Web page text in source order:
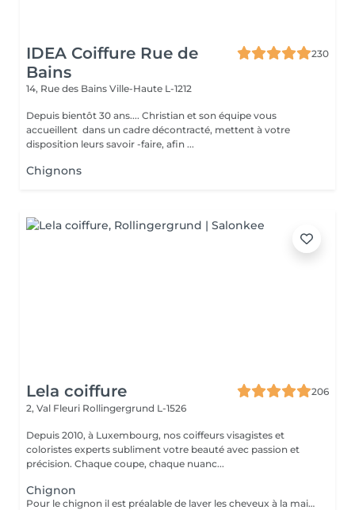
IDEA Coiffure Rue de
Bains
230
14, Rue des Bains Ville-Haute L-1212
Depuis bientôt 30 ans.... Christian et son équipe vous
accueillent dans un cadre décontracté, mettent à votre
disposition leurs savoir -faire, afin ...
Chignons
Lela coiffure
206
2, Val Fleuri Rollingergrund L-1526
Depuis 2010, à Luxembourg, nos coiffeurs visagistes et
coloristes experts subliment votre beauté avec passion et
précision. Chaque coupe, chaque nuanc...
Chignon
Pour le chignon il est préalable de laver les cheveux à la maison sans faire de soin afin que les cheveux soit propre et prêt à être travailler pour réaliser votre coiffure personnalisée. Le prix (*plus) varie selon la longueur, épaisseur et réalisation du service.